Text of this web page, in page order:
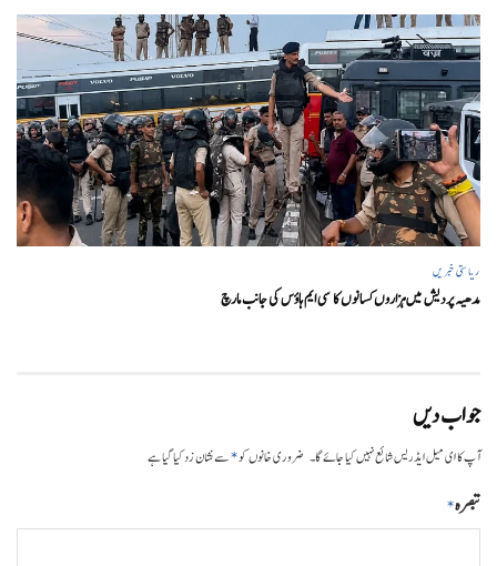
ریاستی خبریں
مدھیہ پردیش میں ہزاروں کسانوں کا سی ایم ہاؤس کی جانب مارچ
جواب دیں
آپ کا ای میل ایڈریس شائع نہیں کیا جائے گا۔ ضروری خانوں کو*سے نشان زد کیا گیا ہے
تبصرہ*